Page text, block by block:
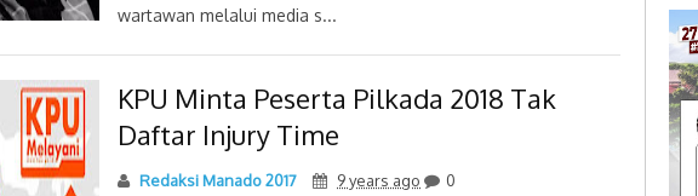
wartawan melalui media s...
KPU Minta Peserta Pilkada 2018 Tak
Daftar Injury Time
Redaksi Manado 2017 9 years ago 0